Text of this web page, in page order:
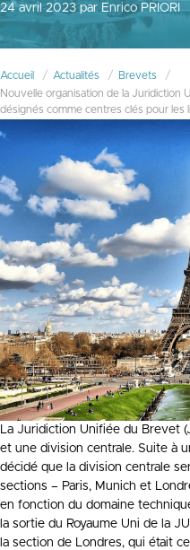
24 avril 2023 par Enrico PRIORI
Accueil Actualités
Brevets
Nouvelle organisation de la Juridiction
désignés comme centres clés pour les
La Juridiction Unifiée du Brevet
et une division centrale. Suite à
décidé que la division centrale
sections – Paris, Munich et
en fonction du domaine
la sortie du Royaume Uni de la
la section de Londres, qui était